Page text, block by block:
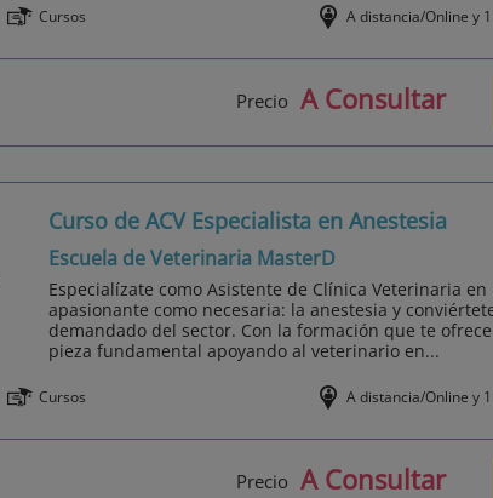
Cursos A distancia/Online y
Precio A Consultar
Curso de ACV Especialista en Anestesia
Escuela de Veterinaria MasterD
Especialízate como Asistente de Clínica Veterinaria
apasionante como necesaria: la anestesia y
demandado del sector. Con la formación que te
pieza fundamental apoyando al veterinario en...
Cursos A distancia/Online y
Precio A Consultar